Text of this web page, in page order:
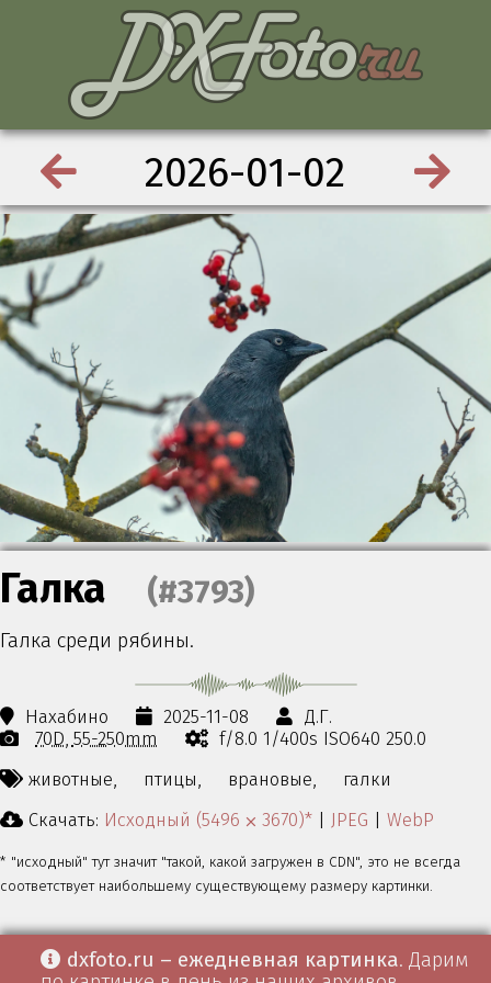
2026-01-02
Галка (#3793)
Галка среди рябины.
Нахабино 2025-11-08
Д.Г.
70D 55-250mm
f/8.0 1/400s ISO640 250.0
животные,
птицы, врановые,
галки
Скачать: Исходный (5496 ⨉ 3670)* | JPEG | WebP
* "исходный" тут значит "такой, какой загружен в CDN", это не всегда
соответствует наибольшему существующему размеру картинки.
dxfoto.ru – ежедневная картинка. Дарим